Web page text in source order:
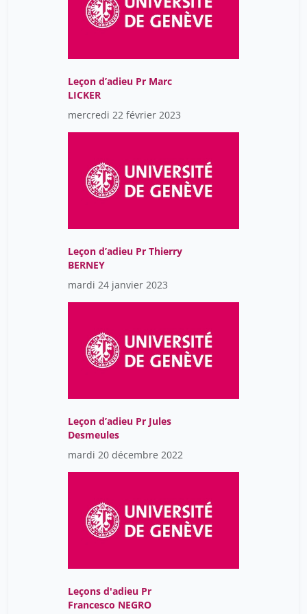
Wagner Noémie
Wosinski Benjy 17
Leçon d’adieu Pr Marc
LICKER
mercredi 22 février 2023
Leçon d’adieu Pr Thierry
BERNEY
mardi 24 janvier 2023
Leçon d’adieu Pr Jules
Desmeules
mardi 20 décembre 2022
Leçons d'adieu Pr
Francesco NEGRO